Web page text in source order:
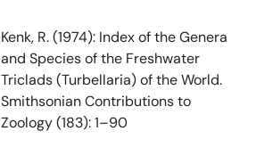
Kenk, R. (1974): Index of the Genera
and Species of the Freshwater
Triclads (Turbellaria) of the World.
Smithsonian Contributions to
Zoology (183): 1–90